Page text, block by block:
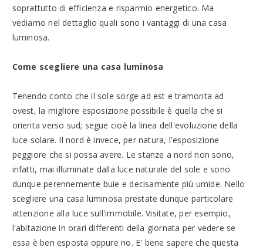
soprattutto di efficienza e risparmio energetico. Ma
vediamo nel dettaglio quali sono i vantaggi di una casa
luminosa.
Come scegliere una casa luminosa
Tenendo conto che il sole sorge ad est e tramonta ad
ovest, la migliore esposizione possibile è quella che si
orienta verso sud; segue cioè la linea dell'evoluzione della
luce solare. Il nord è invece, per natura, l'esposizione
peggiore che si possa avere. Le stanze a nord non sono,
infatti, mai illuminate dalla luce naturale del sole e sono
dunque perennemente buie e decisamente più umide. Nello
scegliere una casa luminosa prestate dunque particolare
attenzione alla luce sull'immobile. Visitate, per esempio,
l'abitazione in orari differenti della giornata per vedere se
essa è ben esposta oppure no. E' bene sapere che questa